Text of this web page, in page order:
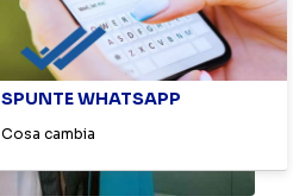
SPUNTE WHATSAPP
Cosa cambia